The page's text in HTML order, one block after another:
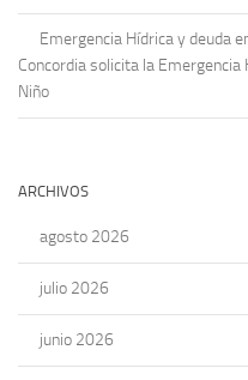
Emergencia Hídrica y deuda
Concordia solicita la
Niño
ARCHIVOS
agosto 2026
julio 2026
junio 2026